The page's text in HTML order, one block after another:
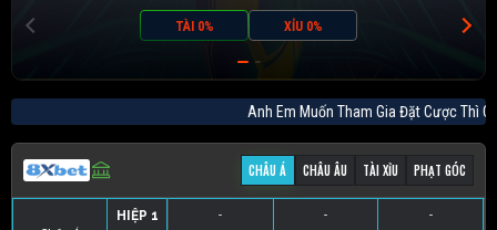
TÀI 0% XỈU 0%
Anh Em Muốn Tham Gia Đặt
CHÂU Á CHÂU ÂU TÀI XỈU PHẠT GÓC
HIỆP 1 - - -